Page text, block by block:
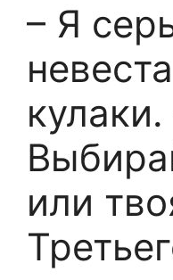
– Я
кулаки.
или